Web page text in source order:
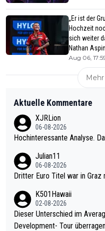
„Er ist der
Hochzeit
sich weiter
Nathan
Aug 06,
Aktuelle Kommentare
XJRLion
06-08-2026
Hochinteressante Analyse.
Julian11
06-08-2026
Dritter Euro Titel war in Graz
K501Hawaii
02-08-2026
Dieser Unterschied im Average ist
Development- Tour